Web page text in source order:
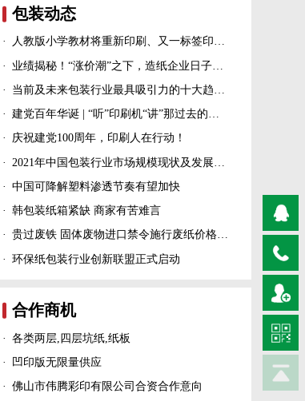
包装动态
· 人教版小学教材将重新印刷、又一标签印刷行业展会宣布延期、5家造纸及包装印刷富豪上榜新财富500富人榜......
·
·
· 建党百年华诞 | “听”印刷机“讲”那过去的峥嵘岁月！
· 庆祝建党100周年，印刷人在行动！
·
· 中国可降解塑料渗透节奏有望加快
· 韩包装纸箱紧缺 商家有苦难言
· 贵过废铁 固体废物进口禁令施行废纸价格上涨！
· 环保纸包装行业创新联盟正式启动
合作商机
· 各类两层,四层坑纸,纸板
· 凹印版无限量供应
· 佛山市伟腾彩印有限公司合资合作意向